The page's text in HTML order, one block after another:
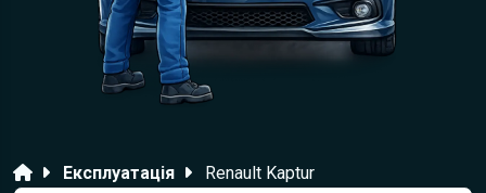
ГоловнаЕксплуатація
Renault Kaptur